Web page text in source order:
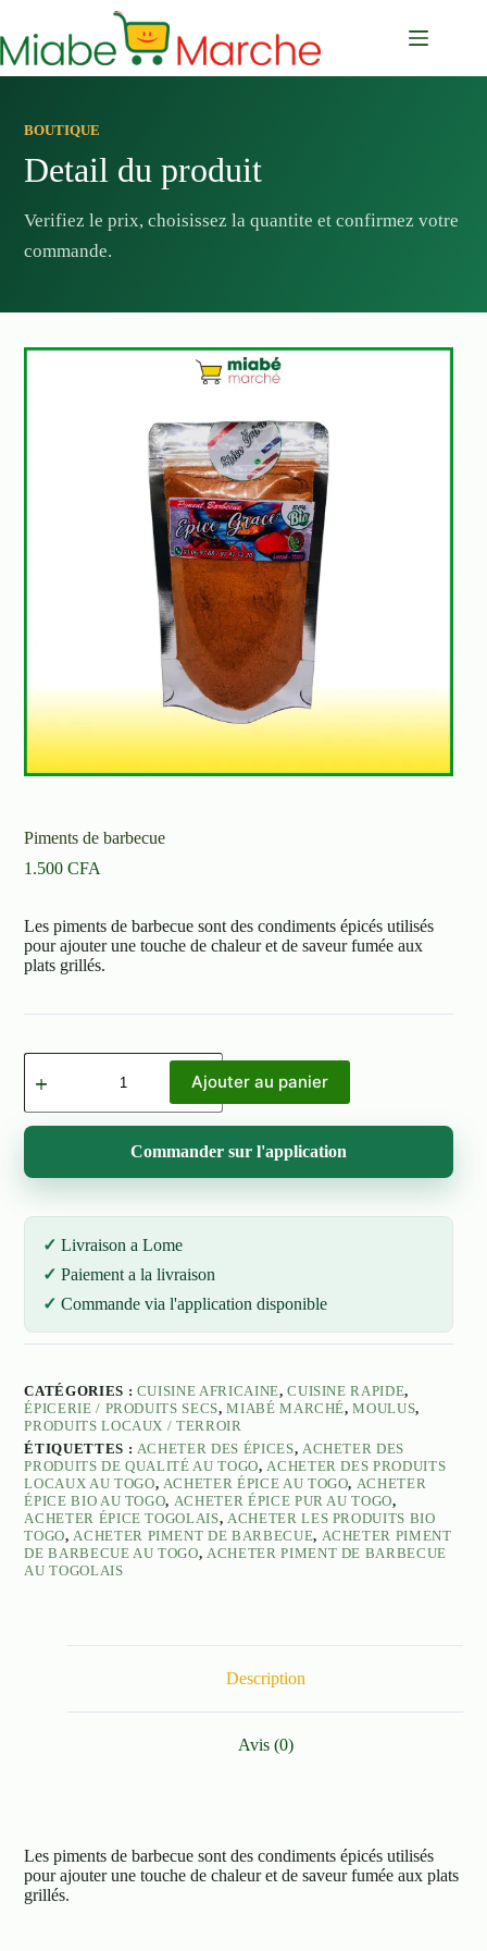
contenu
BOUTIQUE
Detail du produit
Verifiez le prix, choisissez la quantite et confirmez votre
commande.
Piments de barbecue
1.500CFA
Les piments de barbecue sont des condiments épicés utilisés
pour ajouter une touche de chaleur et de saveur fumée aux
plats grillés.
quantité
de
de
barbecue
Ajouter au panier
Commander sur l'application
Livraison a Lome
Paiement a la livraison
Commande via l'application disponible
CATÉGORIES : CUISINE AFRICAINE,CUISINE RAPIDE,
ÉPICERIE / PRODUITS SECS,MIABÉ MARCHÉ,MOULUS,
PRODUITS LOCAUX / TERROIR
ÉTIQUETTES : ACHETER DES ÉPICES, ACHETER DES
PRODUITS DE QUALITÉ AU TOGO,ACHETER DES PRODUITS
LOCAUX AU TOGO, ACHETER ÉPICE AU TOGO, ACHETER
ÉPICE BIO AU TOGO, ACHETER ÉPICE PUR AU TOGO,
ACHETER ÉPICE TOGOLAIS,ACHETER LES PRODUITS BIO
TOGO,ACHETER PIMENT DE BARBECUE, ACHETER PIMENT
DE BARBECUE AU TOGO,ACHETER PIMENT DE BARBECUE
AU TOGOLAIS
Description
Avis (0)
Les piments de barbecue sont des condiments épicés utilisés
pour ajouter une touche de chaleur et de saveur fumée aux plats
grillés.